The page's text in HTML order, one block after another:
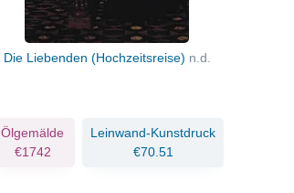
Die Liebenden (Hochzeitsreise) n.d.
Ölgemälde
€1742
Leinwand-Kunstdruck
€70.51